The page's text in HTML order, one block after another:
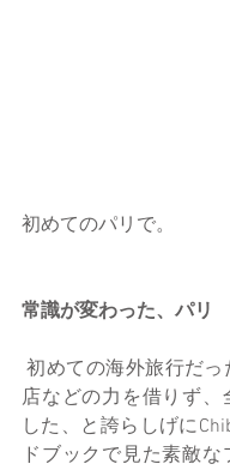
初めてのパリで。
常識が変わった、パリ
初めての海外旅行だったが、旅行代理
店などの力を借りず、
した、と誇らしげに
ドブックで見た素敵